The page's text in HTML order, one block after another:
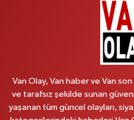
Van Olay, Van haber ve Van
ve tarafsız şekilde sunan
yaşanan tüm güncel olayları,